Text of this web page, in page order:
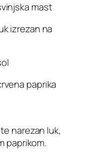
mast
izrezan na
paprika
narezan luk,
paprikom.